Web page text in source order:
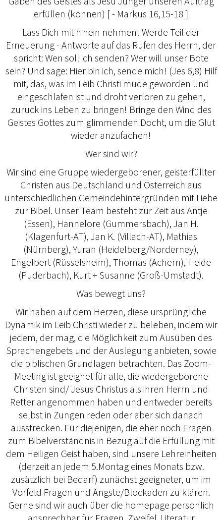
erfüllen (können) [ - Markus 16,15-18 ]
Lass Dich mit hinein nehmen! Werde Teil der
Erneuerung - Antworte auf das Rufen des Herrn, der
spricht: Wen soll ich senden? Wer will unser Bote
sein? Und sage: Hier bin ich, sende mich! (Jes 6,8) Hilf
mit, das, was im Leib Christi müde geworden und
eingeschlafen ist und droht verloren zu gehen,
zurück ins Leben zu bringen! Bringe den Wind des
Geistes Gottes zum glimmenden Docht, um die Glut
wieder anzufachen!
Wer sind wir?
Wir sind eine Gruppe wiedergeborener, geisterfüllter
Christen aus Deutschland und Österreich aus
unterschiedlichen Gemeindehintergründen mit Liebe
zur Bibel. Unser Team besteht zur Zeit aus Antje
(Essen), Hannelore (Gummersbach), Jan H.
(Klagenfurt-AT), Jan K. (Villach-AT), Mathias
(Nürnberg), Yuran (Heidelberg/Norderney),
Engelbert (Rüsselsheim), Thomas (Achern), Heide
(Puderbach), Kurt + Susanne (Groß-Umstadt).
Was bewegt uns?
Wir haben auf dem Herzen, diese ursprüngliche
Dynamik im Leib Christi wieder zu beleben, indem wir
jedem, der mag, die Möglichkeit zum Ausüben des
Sprachengebets und der Auslegung anbieten, sowie
die biblischen Grundlagen betrachten. Das Zoom-
Meeting ist geeignet für alle, die wiedergeborene
Christen sind/ Jesus Christus als ihren Herrn und
Retter angenommen haben und entweder bereits
selbst in Zungen reden oder aber sich danach
ausstrecken. Für diejenigen, die eher noch Fragen
zum Bibelverständnis in Bezug auf die Erfüllung mit
dem Heiligen Geist haben, sind unsere Lehreinheiten
(derzeit an jedem 5.Montag eines Monats bzw.
zusätzlich bei Bedarf) zunächst geeigneter, um im
Vorfeld Fragen und Ängste/Blockaden zu klären.
Gerne sind wir auch über die homepage persönlich